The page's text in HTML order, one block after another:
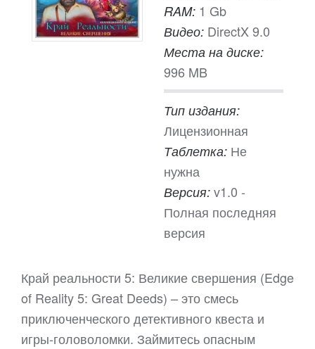
RAM: 1 Gb
Видео: DirectX 9.0
Места на диске:
996 MB
Тип издания:
Лицензионная
Таблетка: Не
нужна
Версия: v1.0 -
Полная последняя
версия
Край реальности 5: Великие свершения (Edge
of Reality 5: Great Deeds) – это смесь
приключенческого детективного квеста и
игры-головоломки. Займитесь опасным